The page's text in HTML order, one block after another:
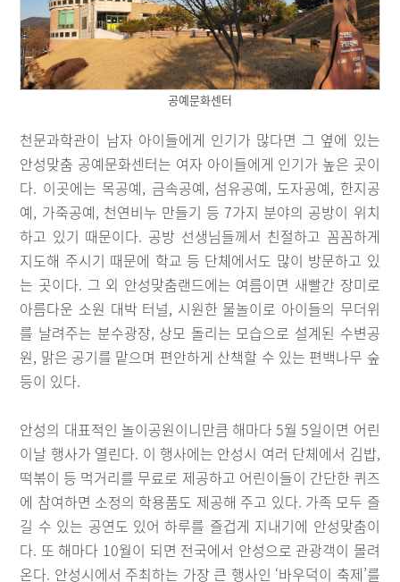
공예문화센터
천문과학관이 남자 아이들에게 인기가 많다면 그 옆에 있는
안성맞춤 공예문화센터는 여자 아이들에게 인기가 높은 곳이
다. 이곳에는 목공예, 금속공예, 섬유공예, 도자공예, 한지공
예, 가죽공예, 천연비누 만들기 등 7가지 분야의 공방이 위치
하고 있기 때문이다. 공방 선생님들께서 친절하고 꼼꼼하게
지도해 주시기 때문에 학교 등 단체에서도 많이 방문하고 있
는 곳이다. 그 외 안성맞춤랜드에는 여름이면 새빨간 장미로
아름다운 소원 대박 터널, 시원한 물놀이로 아이들의 무더위
를 날려주는 분수광장, 상모 돌리는 모습으로 설계된 수변공
원, 맑은 공기를 맡으며 편안하게 산책할 수 있는 편백나무 숲
등이 있다.
안성의 대표적인 놀이공원이니만큼 해마다 5월 5일이면 어린
이날 행사가 열린다. 이 행사에는 안성시 여러 단체에서 김밥,
떡볶이 등 먹거리를 무료로 제공하고 어린이들이 간단한 퀴즈
에 참여하면 소정의 학용품도 제공해 주고 있다. 가족 모두 즐
길 수 있는 공연도 있어 하루를 즐겁게 지내기에 안성맞춤이
다. 또 해마다 10월이 되면 전국에서 안성으로 관광객이 몰려
온다. 안성시에서 주최하는 가장 큰 행사인 ‘바우덕이 축제’를